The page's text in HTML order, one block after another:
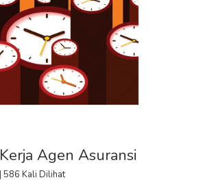
Agen Asuransi
| 586 Kali Dilihat